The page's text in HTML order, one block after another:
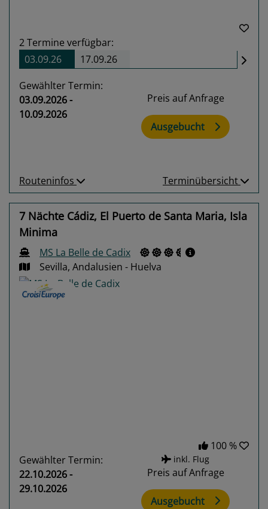
2Termine verfügbar:
03.09.26
17.09.26
Gewählter Termin:
03.09.2026 -
10.09.2026
Preis auf Anfrage
Ausgebucht
Routeninfos Terminübersicht
7 Nächte Cádiz, El Puerto de Santa Maria, Isla
Minima
MS La Belle de Cadix
Sevilla, Andalusien - Huelva
100 %
Gewählter Termin:
22.10.2026 -
29.10.2026
inkl. Flug
Preis auf Anfrage
Ausgebucht